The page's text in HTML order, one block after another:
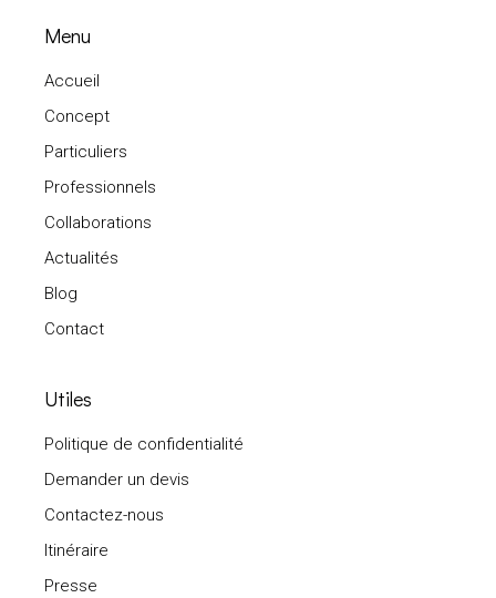
Menu
Accueil
Concept
Particuliers
Professionnels
Collaborations
Actualités
Blog
Contact
Utiles
Politique de confidentialité
Demander un devis
Contactez-nous
Itinéraire
Presse